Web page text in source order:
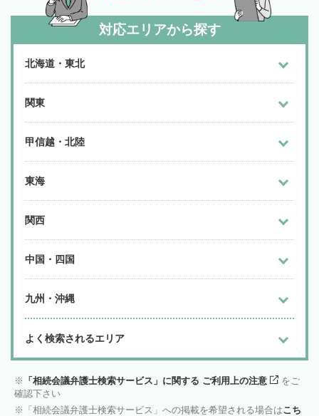
対応エリアから探す
北海道・東北
関東
甲信越・北陸
東海
関西
中国・四国
九州・沖縄
よく検索されるエリア
「相続会議弁護士検索サービス」に関する ご利用上の注意
をご
確認下さい
「相続会議弁護士検索サービス」への掲載を希望される場合はこち